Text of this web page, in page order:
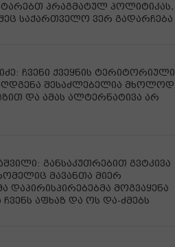
პრაგმატულ პოლიტიკას,
საქართველო ვერ გადარჩება
ჩვენი ქვეყნის ტერიტორიული
შესაძლებელია მხოლოდ
და ამას ალტერნატივა არ
განსაკუთრებით გვტკივა
მავანთა მიერ
დაპირისპირებებმა მოგვაყენა
აფხაზ და ოს და-ძმებს